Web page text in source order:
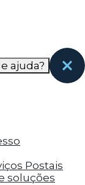
o site. Esses
sobre
taxa de
o
de social
recursos de
ajuda?
Postais
soluções